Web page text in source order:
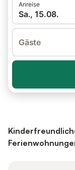
Anreise
Sa., 15.08.
Gäste